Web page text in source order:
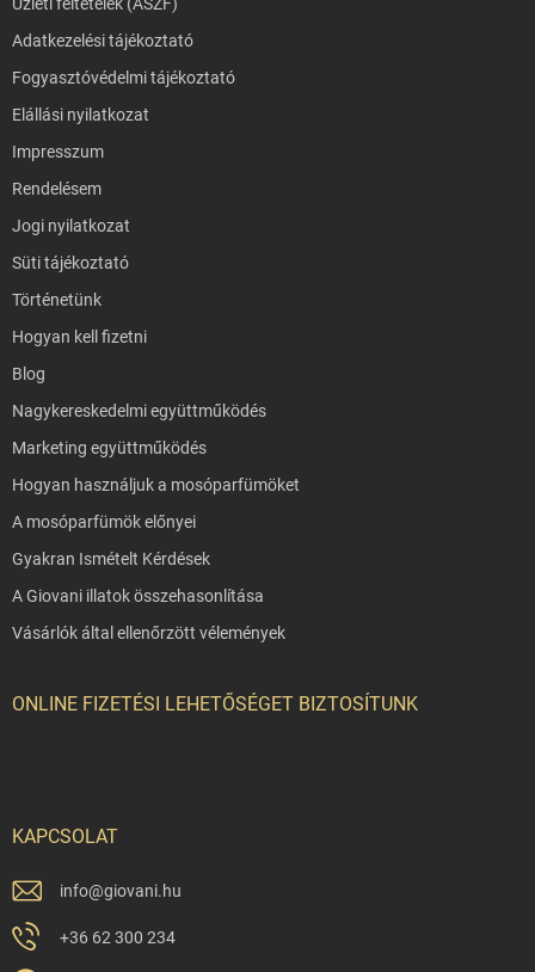
Adatkezelési tájékoztató
Fogyasztóvédelmi tájékoztató
Elállási nyilatkozat
Impresszum
Rendelésem
Jogi nyilatkozat
Süti tájékoztató
Történetünk
Hogyan kell fizetni
Blog
Nagykereskedelmi együttműködés
Marketing együttműködés
Hogyan használjuk a mosóparfümöket
A mosóparfümök előnyei
Gyakran Ismételt Kérdések
A Giovani illatok összehasonlítása
Vásárlók által ellenőrzött vélemények
ONLINE FIZETÉSI LEHETŐSÉGET BIZTOSÍTUNK
KAPCSOLAT
info@giovani.hu
+36 62 300 234